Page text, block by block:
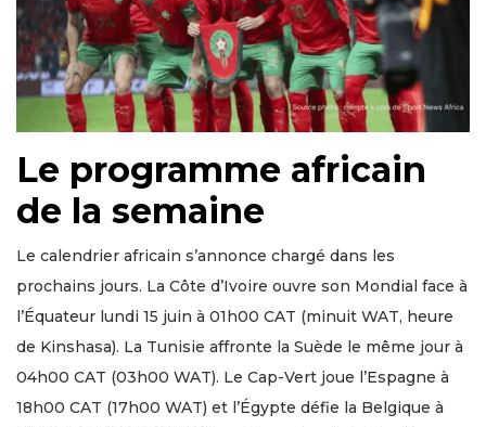
Le programme africain
de la semaine
Le calendrier africain s’annonce chargé dans les
prochains jours. La Côte d’Ivoire ouvre son Mondial face à
l’Équateur lundi 15 juin à 01h00 CAT (minuit WAT, heure
de Kinshasa). La Tunisie affronte la Suède le même jour à
04h00 CAT (03h00 WAT). Le Cap-Vert joue l’Espagne à
18h00 CAT (17h00 WAT) et l’Égypte défie la Belgique à